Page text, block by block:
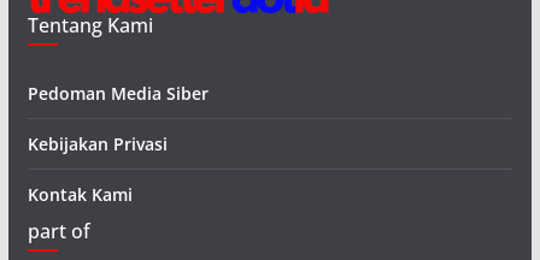
Tentang Kami
Pedoman Media Siber
Kebijakan Privasi
Kontak Kami
part of